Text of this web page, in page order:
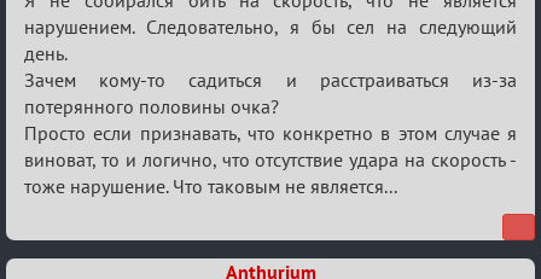
нарушением. Следовательно, я бы сел на следующий
день.
Зачем кому-то садиться и расстраиваться из-за
потерянного половины очка?
Просто если признавать, что конкретно в этом случае я
виноват, то и логично, что отсутствие удара на скорость -
тоже нарушение. Что таковым не является...
Anthurium